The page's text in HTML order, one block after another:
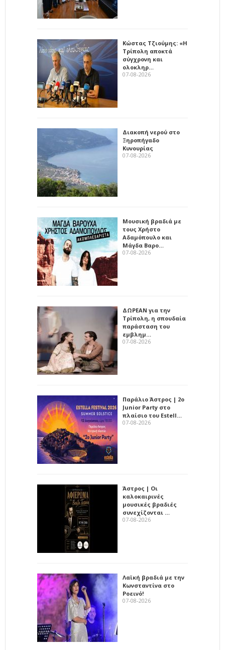
Κώστας Τζιούμης: «Η
Τρίπολη αποκτά
σύγχρονη και
ολοκληρ…
07-08-2026
Διακοπή νερού στο
Ξηροπήγαδο
Κυνουρίας
07-08-2026
Μουσική βραδιά με
τους Χρήστο
Αδαμόπουλο και
Μάγδα Βαρο…
07-08-2026
ΔΩΡΕΑΝ για την
Τρίπολη, η σπουδαία
παράσταση του
εμβλημ…
07-08-2026
Παράλιο Άστρος | 2ο
Junior Party στο
πλαίσιο του Estell…
07-08-2026
Άστρος | Οι
καλοκαιρινές
μουσικές βραδιές
συνεχίζονται …
07-08-2026
Λαϊκή βραδιά με την
Κωνσταντίνα στο
Ροεινό!
07-08-2026